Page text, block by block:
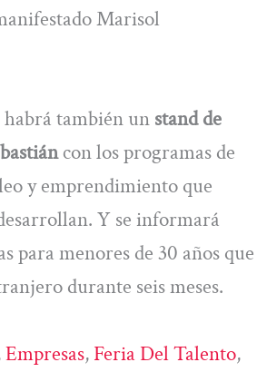
Marisol
también un stand de
con los programas de
y emprendimiento que
Y se informará
para menores de 30 años que
durante seis meses.
Empresas, Feria Del Talento